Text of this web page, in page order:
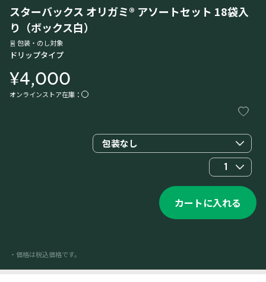
スターバックス オリガミ® アソートセット 18袋入
り（ボックス白）
包装・のし対象
ドリップタイプ
¥4,000
オンラインストア在庫：
包装なし
1
カートに入れる
・価格は税込価格です。